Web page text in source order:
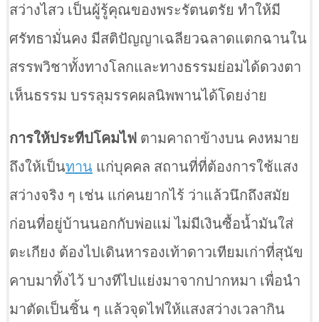
สว่างไสว เป็นผู้รู้คุณของพระรัตนตรัย ทำให้มี
ศรัทธามั่นคง มีสติปัญญาเฉลียวฉลาดแตกฉานใน
สรรพวิชาทั้งทางโลกและทางธรรมย่อมได้ดวงตา
เห็นธรรม บรรลุมรรคผลนิพพานได้โดยง่าย
การให้ประทีปโคมไฟ ตามคาถาข้างบน คงหมาย
ถึงให้เป็นทาน แก่บุคคล สถานที่ที่ต้องการใช้แสง
สว่างจริง ๆ เช่น แก่คนยากไร้ ว่าแล้วนึกถึงสมัย
ก่อนที่อยู่บ้านนอกกับพ่อแม่ ไม่มีเงินซื้อน้ำมันใส่
ตะเกียง ต้องไปเดินหารองเท้าดาวเทียมเก่าที่สุนัข
คาบมาทิ้งไว้ บางทีไปแย่งมาจากปากหมา เพื่อนำ
มาตัดเป็นชิ้น ๆ แล้วจุดไฟให้แสงสว่างเวลากิน